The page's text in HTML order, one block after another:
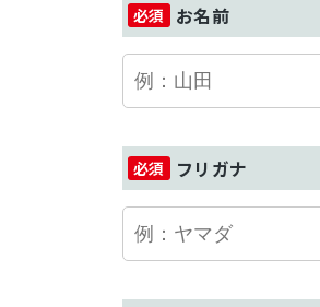
お名前
フリガナ